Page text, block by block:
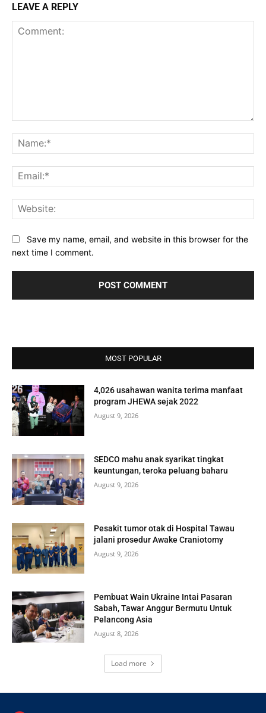
LEAVE A REPLY
Save my name, email, and website in this browser for the
next time I comment.
MOST POPULAR
4,026 usahawan wanita terima manfaat
program JHEWA sejak 2022
August 9, 2026
SEDCO mahu anak syarikat tingkat
keuntungan, teroka peluang baharu
August 9, 2026
Pesakit tumor otak di Hospital Tawau
jalani prosedur Awake Craniotomy
August 9, 2026
Pembuat Wain Ukraine Intai Pasaran
Sabah, Tawar Anggur Bermutu Untuk
Pelancong Asia
August 8, 2026
Load more